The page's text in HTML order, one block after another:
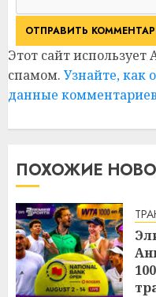
Этот сайт использует
спамом. Узнайте, как
данные комментариев
ПОХОЖИЕ